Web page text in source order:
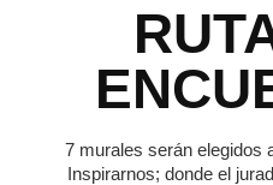
7 murales serán elegidos
Inspirarnos; donde el